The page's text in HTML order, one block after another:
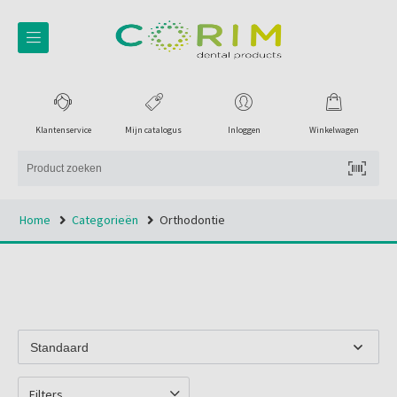
Winkelwagen
Inloggen
Mijn catalogus
Klantenservice
Home Categorieën Orthodontie